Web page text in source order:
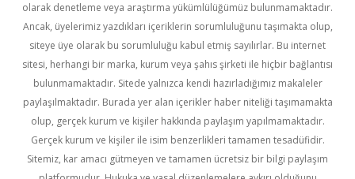
olarak denetleme veya araştırma yükümlülüğümüz bulunmamaktadır.
Ancak, üyelerimiz yazdıkları içeriklerin sorumluluğunu taşımakta olup,
siteye üye olarak bu sorumluluğu kabul etmiş sayılırlar. Bu internet
sitesi, herhangi bir marka, kurum veya şahıs şirketi ile hiçbir bağlantısı
bulunmamaktadır. Sitede yalnızca kendi hazırladığımız makaleler
paylaşılmaktadır. Burada yer alan içerikler haber niteliği taşımamakta
olup, gerçek kurum ve kişiler hakkında paylaşım yapılmamaktadır.
Gerçek kurum ve kişiler ile isim benzerlikleri tamamen tesadüfidir.
Sitemiz, kar amacı gütmeyen ve tamamen ücretsiz bir bilgi paylaşım